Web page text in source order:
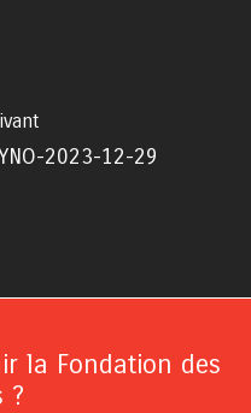
2023-12-29
la Fondation des
?